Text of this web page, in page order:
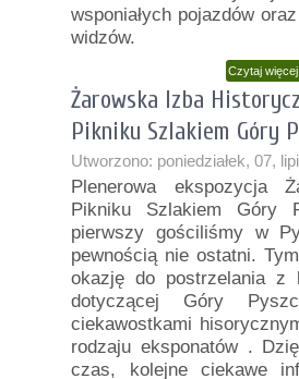
wsponiałych pojazdów
widzów.
Czytaj
Żarowska Izba
Pikniku Szlakiem Góry
Utworzono: poniedziałek, 07,
Plenerowa ekspozycja
Pikniku Szlakiem Góry
pierwszy gościliśmy w
pewnością nie ostatni.
okazję do postrzelania z
dotyczącej Góry
ciekawostkami
rodzaju eksponatów .
czas, kolejne ciekawe